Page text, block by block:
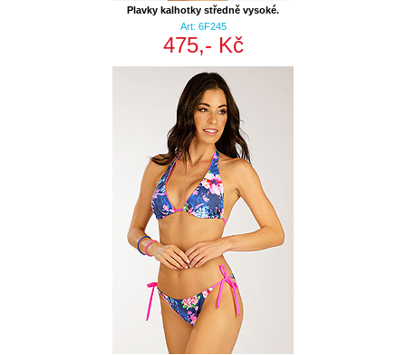
Plavky kalhotky středně vysoké.
Art: 6F245
475,- Kč